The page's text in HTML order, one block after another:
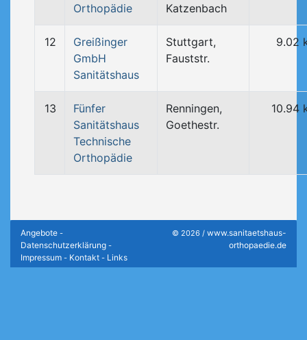
Orthopädie
Katzenbach
12
Greißinger
GmbH
Sanitätshaus
Stuttgart,
Fauststr.
9.02
13
Fünfer
Sanitätshaus
Technische
Orthopädie
Renningen,
Goethestr.
10.94
Angebote -
Datenschutzerklärung -
Impressum - Kontakt - Links
© 2026 / www.sanitaetshaus-
orthopaedie.de